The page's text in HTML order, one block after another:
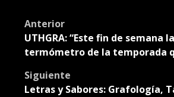
Post
navigation
Anterior
UTHGRA: “Este fin de semana
termómetro de la temporada
Siguiente
Letras y Sabores: Grafología,